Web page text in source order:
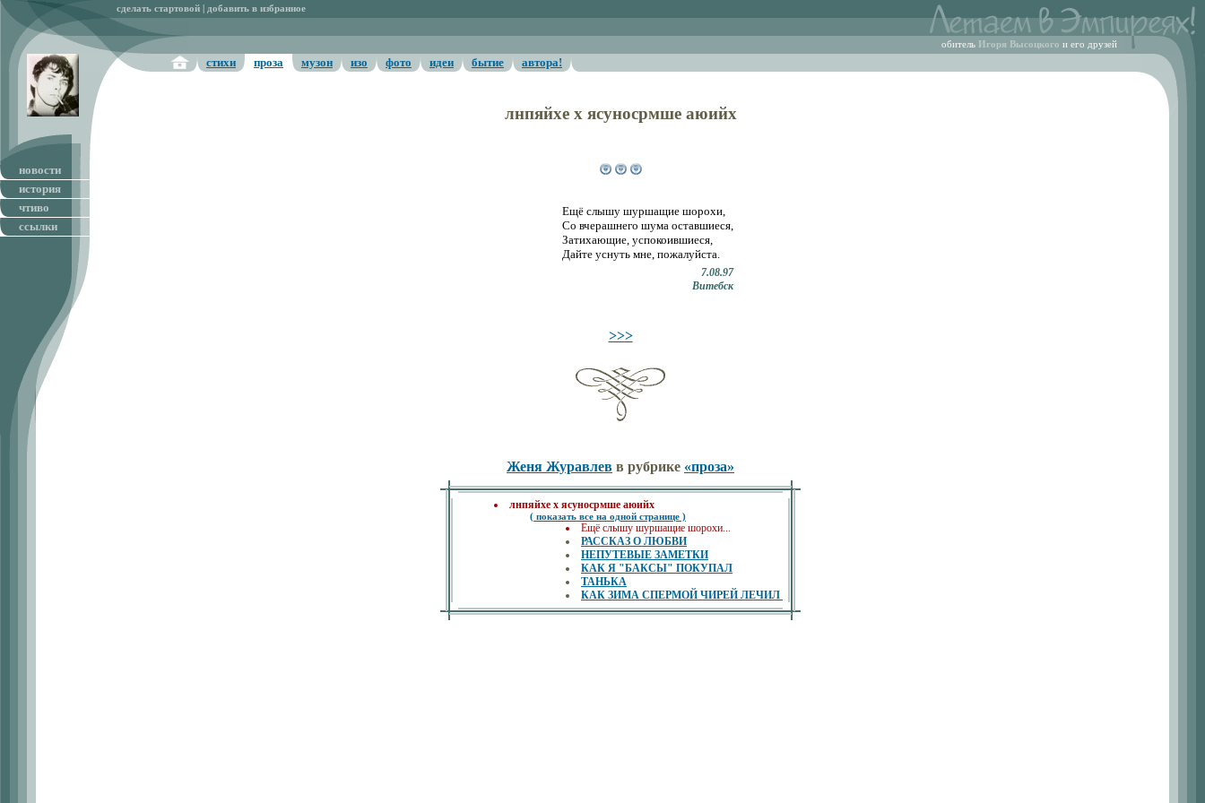
сделать стартовой добавить в избранное
обитель Игоря Высоцкого и его друзей
стихи проза музон изо фото идеи бытие автора!
новости
история
чтиво
ссылки
лнпяйхе х ясуносрмше аюийх
Ещё слышу шуршащие шорохи,
Со вчерашнего шума оставшиеся,
Затихающие, успокоившиеся,
Дайте уснуть мне, пожалуйста.
7.08.97
Витебск
>>>
Женя Журавлев в рубрике «проза»
лнпяйхе х ясуносрмше аюийх
( показать все на одной странице )
Ещё слышу шуршащие шорохи...
РАССКАЗ О ЛЮБВИ
НЕПУТЕВЫЕ ЗАМЕТКИ
КАК Я "БАКСЫ" ПОКУПАЛ
ТАНЬКА
КАК ЗИМА СПЕРМОЙ ЧИРЕЙ ЛЕЧИЛ